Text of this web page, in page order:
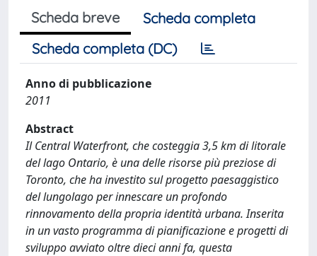
Scheda breve
Scheda completa
Scheda completa (DC)
Anno di pubblicazione
2011
Abstract
Il Central Waterfront, che costeggia 3,5 km di litorale
del lago Ontario, è una delle risorse più preziose di
Toronto, che ha investito sul progetto paesaggistico
del lungolago per innescare un profondo
rinnovamento della propria identità urbana. Inserita
in un vasto programma di pianificazione e progetti di
sviluppo avviato oltre dieci anni fa, questa